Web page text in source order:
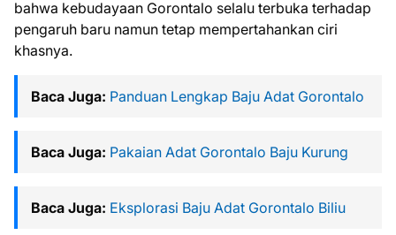
bahwa kebudayaan Gorontalo selalu terbuka terhadap
pengaruh baru namun tetap mempertahankan ciri
khasnya.
Baca Juga: Panduan Lengkap Baju Adat Gorontalo
Baca Juga: Pakaian Adat Gorontalo Baju Kurung
Baca Juga: Eksplorasi Baju Adat Gorontalo Biliu